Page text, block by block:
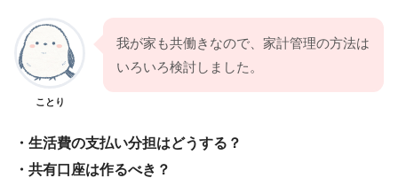
ことり
我が家も共働きなので、家計管理の方法は
いろいろ検討しました。
・生活費の支払い分担はどうする？
・共有口座は作るべき？